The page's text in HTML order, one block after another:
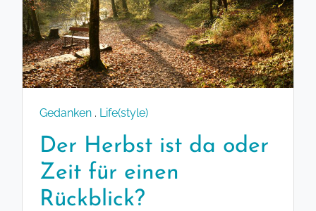
Gedanken . Life(style)
Der Herbst ist da oder
Zeit für einen
Rückblick?